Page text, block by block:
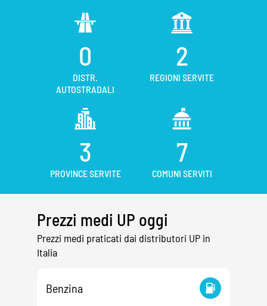
0
DISTR.
AUTOSTRADALI
2
REGIONI SERVITE
3
PROVINCE SERVITE
7
COMUNI SERVITI
Prezzi medi UP oggi
Prezzi medi praticati dai distributori UP in
Italia
Benzina